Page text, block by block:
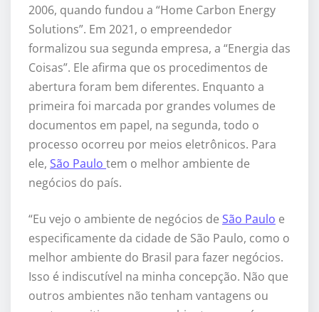
2006, quando fundou a “Home Carbon Energy
Solutions”. Em 2021, o empreendedor
formalizou sua segunda empresa, a “Energia das
Coisas”. Ele afirma que os procedimentos de
abertura foram bem diferentes. Enquanto a
primeira foi marcada por grandes volumes de
documentos em papel, na segunda, todo o
processo ocorreu por meios eletrônicos. Para
ele, São Paulo tem o melhor ambiente de
negócios do país.
“Eu vejo o ambiente de negócios de São Paulo e
especificamente da cidade de São Paulo, como o
melhor ambiente do Brasil para fazer negócios.
Isso é indiscutível na minha concepção. Não que
outros ambientes não tenham vantagens ou